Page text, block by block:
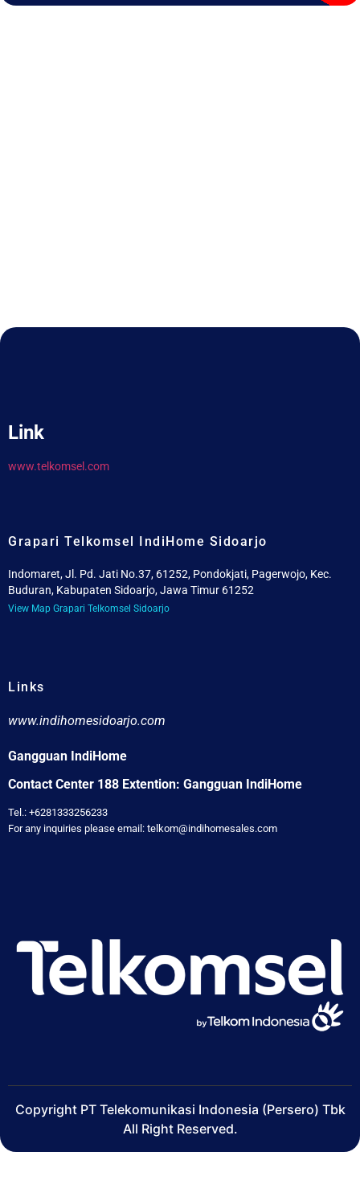
Link
www.telkomsel.com
Grapari Telkomsel IndiHome Sidoarjo
Indomaret, Jl. Pd. Jati No.37, 61252, Pondokjati, Pagerwojo, Kec.
Buduran, Kabupaten Sidoarjo, Jawa Timur 61252
View Map Grapari Telkomsel Sidoarjo
Links
www.indihomesidoarjo.com
Gangguan IndiHome
Contact Center 188 Extention: Gangguan IndiHome
Tel.: +6281333256233
For any inquiries please email: telkom@indihomesales.com
Copyright PT Telekomunikasi Indonesia (Persero) Tbk
All Right Reserved.